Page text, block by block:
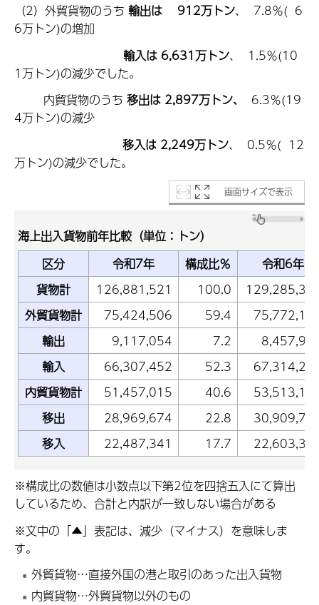
（2）外貿貨物のうち 輸出は 912万トン、 7.8％( 6
6万トン)の増加
輸入は 6,631万トン、 1.5％(10
1万トン)の減少でした。
内貿貨物のうち 移出は 2,897万トン、 6.3％(19
4万トン)の減少
移入は 2,249万トン、 0.5％( 12
万トン)の減少でした。
画面サイズで表示
海上出入貨物前年比較（単位：トン）
区分
令和7年 構成比％
令和6年
貨物計
126,881,521 100.0
外貿貨物計
75,424,506 59.4
輸出
9,117,054 7.2
輸入
66,307,452 52.3
内貿貨物計
51,457,015 40.6
移出
28,969,674 22.8
移入
22,487,341 17.7
※構成比の数値は小数点以下第2位を四捨五入にて算出
しているため、合計と内訳が一致しない場合がある
※文中の「▲」表記は、減少（マイナス）を意味しま
す。
外貿貨物…直接外国の港と取引のあった出入貨物
内貿貨物…外貿貨物以外のもの